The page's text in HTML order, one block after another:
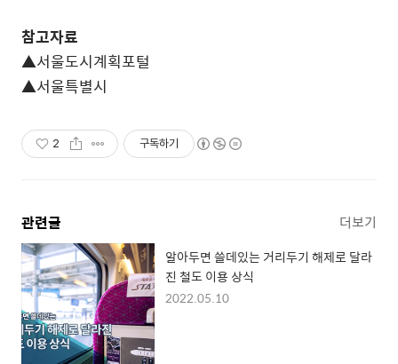
참고자료
▲서울도시계획포털
▲서울특별시
2 구독하기
관련글 더보기
알아두면 쓸데있는 거리두기 해제로 달라
진 철도 이용 상식
2022.05.10